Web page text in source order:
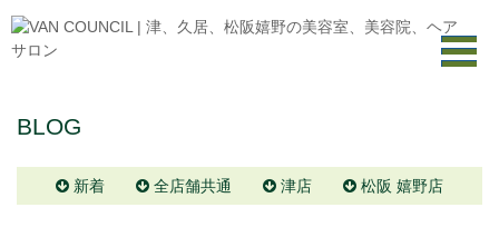
BLOG
新着 全店舗共通 津店 松阪 嬉野店